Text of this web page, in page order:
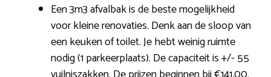
Een 3m3 afvalbak is de beste mogelijkheid
voor kleine renovaties. Denk aan de sloop van
een keuken of toilet. Je hebt weinig ruimte
nodig (1 parkeerplaats). De capaciteit is +/- 55